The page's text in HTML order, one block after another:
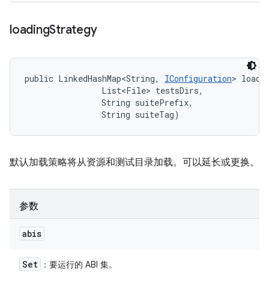
loadingStrategy
public LinkedHashMap<String, IConfiguration>
                List<File> testsDirs,
                String suitePrefix,
                String suiteTag)
默认加载策略将从资源和测试目录加载。可以延长或更换。
参数
abis
Set ：要运行的 ABI 集。